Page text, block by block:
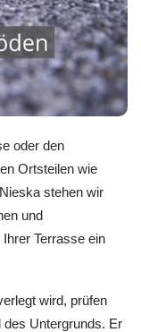
oder den
Ortsteilen wie
stehen wir
und
Terrasse ein
wird, prüfen
des Untergrunds. Er